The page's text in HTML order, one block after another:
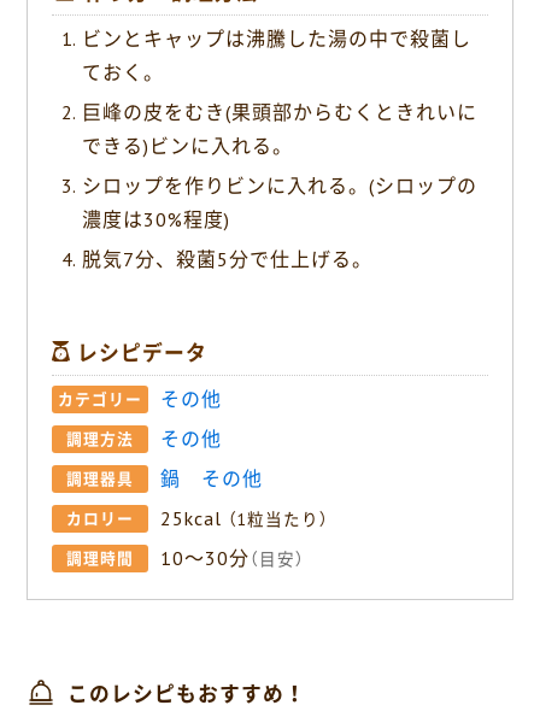
ビンとキャップは沸騰した湯の中で殺菌し
ておく。
巨峰の皮をむき(果頭部からむくときれいに
できる)ビンに入れる。
シロップを作りビンに入れる。(シロップの
濃度は30%程度)
脱気7分、殺菌5分で仕上げる。
レシピデータ
カテゴリー その他
調理方法 その他
調理器具 鍋 その他
カロリー 25kcal （1粒当たり）
調理時間 10〜30分（目安）
このレシピもおすすめ！